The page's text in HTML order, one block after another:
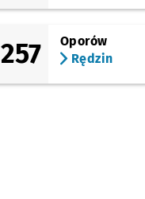
257
Oporów
Rędzin